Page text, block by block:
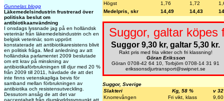
Gunnelas blogg
Läkemedelsindustrin frustrerad över
politiska beslut om
antibiotikaanvändning
I onsdags lyssnade jag på en holländsk
veterinär från läkemedelsindustrin och en
belgisk veterinär, som upprört
konstaterade att antibiotikaresistens blivit
en politisk fråga. Med anledning av att
holländska parlamentet 2009 beslutade
om ett krav på minskning av
antibiotikaförbrukningen till djur med 20 %
från 2009 till 2011, hävdade de att det
inte finns vetenskapliga bevis för
samband mellan förbrukningen av
antibiotika och resistensutveckling.
Dessutom ansåg de att det var
oacceptabelt från djurskyddssynpunkt att
Högst
1,76 1,72
Medelpris, skr
14,49 14,43
Suggor, galtar köpes
Suggor 9,30 kr, galtar 5,30 kr.
Rakt pris med fria vikter och fri klassning!
Göran Eriksson
Göran 0708-42 64 10, Torbjörn 0708-14 31 91
erikssonsdjurtransport@swipnet.se
Suggor, Sverige
Slakteri
Kg, 58 %
v 32
Knorrevången
Fri vikt, klass
9,60